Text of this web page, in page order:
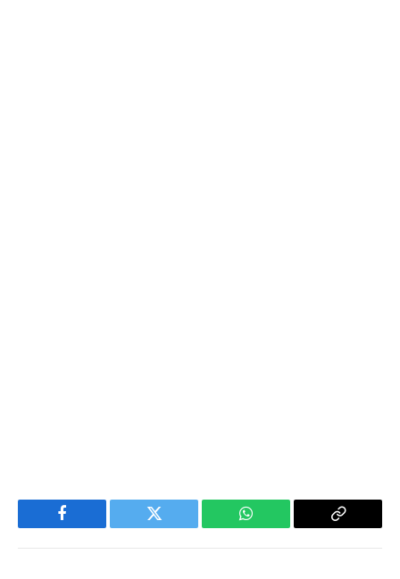
Facebook Twitter WhatsApp
Copy